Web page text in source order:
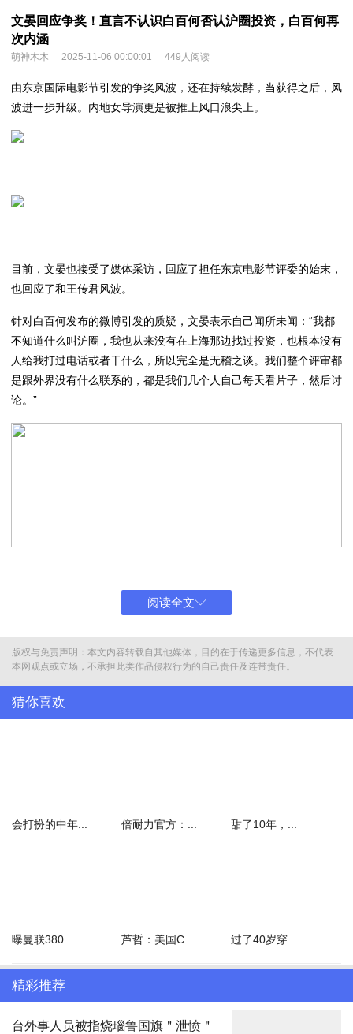
文晏回应争奖！直言不认识白百何否认沪圈投资，白百何再
次内涵
萌神木木 2025-11-06 00:00:01 449人阅读
由东京国际电影节引发的争奖风波，还在持续发酵，当获得之后，风
波进一步升级。内地女导演更是被推上风口浪尖上。
目前，文晏也接受了媒体采访，回应了担任东京电影节评委的始末，
也回应了和王传君风波。
针对白百何发布的微博引发的质疑，文晏表示自己闻所未闻：“我都
不知道什么叫沪圈，我也从来没有在上海那边找过投资，也根本没有
人给我打过电话或者干什么，所以完全是无稽之谈。我们整个评审都
是跟外界没有什么联系的，都是我们几个人自己每天看片子，然后讨
论。”
阅读全文
版权与免责声明：本文内容转载自其他媒体，目的在于传递更多信息，不代表
本网观点或立场，不承担此类作品侵权行为的自己责任及连带责任。
猜你喜欢
会打扮的中年... 倍耐力官方：... 甜了10年，...
曝曼联380... 芦哲：美国C... 过了40岁穿...
精彩推荐
台外事人员被指烧瑙鲁国旗＂泄愤＂